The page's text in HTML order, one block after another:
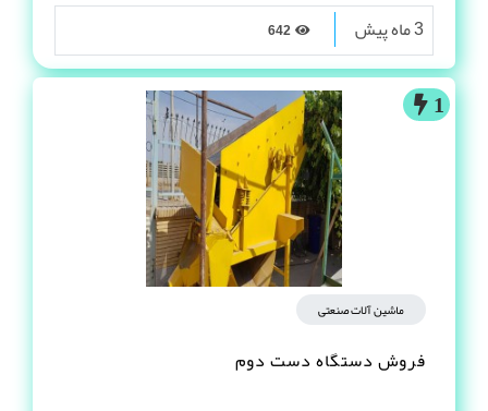
3 ماه پیش
1
ماشین آلات صنعتی
فروش دستگاه دست دوم